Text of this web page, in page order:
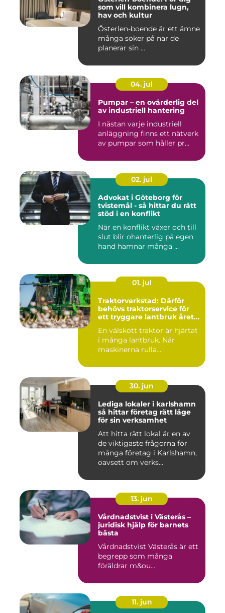
som vill kombinera lugn,
hav och kultur
Österlen-boende är ett ämne
många söker på när de
planerar sin ...
04. jul
Pumpar – en ovärderlig del
av industriell hantering
I nästan varje industriell
anläggning finns ett nätverk
av pumpar som håller pr...
02. jul
Advokat i Göteborg för
tvistemål - så hittar du rätt
stöd i en konflikt
När en konflikt växer och till
slut blir ohanterlig på egen
hand hamnar många ...
01. jul
Traktorverkstad: Därför
behövs traktorservice för
ett tryggare lantbruk året
En välskött traktor är hjärtat
i många lantbruk. När
maskinerna rulla...
30. jun
Lediga lokaler i karlshamn
så hittar företag rätt läge
för sin verksamhet
Att hitta rätt lokal är en av
de viktigaste frågorna för
många företag i Karlshamn,
oavsett om verks...
13. jun
Vårdnadstvist i Västerås –
juridisk hjälp för barnets
bästa
Vårdnadstvist Västerås är ett
begrepp som många
föräldrar m&ou...
11. jun